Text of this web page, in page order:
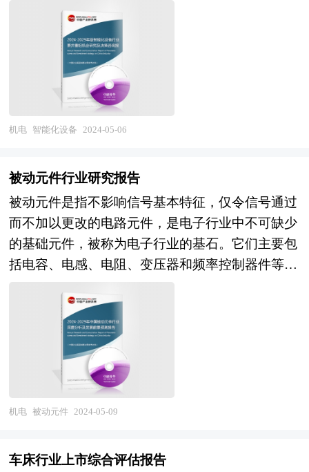
临的机遇与挑战，对电炉制造行业未来的发展趋势
及前景作出审慎分析与预测。是电炉制造企业、学
术科研单位、投资企业准确了解行业最新发展动
态，把握市场机会，正确制定企业发展战略的必备
参考工具，极具参考价值！
续运行。公司收购则是指一家公司经由收购另一公
司的股票或股份等方式，取得该另一公司的控制权
或管理权。企业在并购及资产重组活动中会涉及到
诸多专业问题，比如并购目标公司的选定，目标公
司资产估值，并购重组方式的选择、融资方式的选
择，并购成本的控制，并购的法律问题等等，面对
这些问题，企业内部因缺乏专业人才往往难以正确
告由中研普华咨询公司领衔撰写，在大量周密的市
总署、国家发改委、国家商务部、智能化设备行业
相关协会、中国行业研究网等国家部门、行业协
会、国内外相关报刊杂志发表公布的基础信息以及
专业研究机构公布和提供的大量资料，对我国智能
化设备行业的发展状况、竞争情况、发展趋势、行
业技术等背景进行了分析，并重点分析了我国智能
化设备行业兼并重组机会，以及中国智能化设备行
业兼并重组将面临的挑战。报告还对国内外的智能
化设备行业兼并重组案例分析，并对智能化设备行
业兼并重组趋势进行了趋向研判，本报告定期对智
能化设备行业运行和兼并重组事件进行监测，数据
位、投资机构等单位准确了解目前智能化设备行业
机电 智能化设备 2024-05-06
被动元件行业研究报告
被动元件是指不影响信号基本特征，仅令信号通过
而不加以更改的电路元件，是电子行业中不可缺少
的基础元件，被称为电子行业的基石。它们主要包
括电容、电感、电阻、变压器和频率控制器件等，
在电路中主要承担旁路/去耦、滤波、储能、稳定
电流、稳定电压、阻抗匹配、抗电磁干扰等具体功
能。 本报告由中研普华的资深专家和研究人员通
过长期周密的市场调研，参考国家统计局、国家商
务部、国家发改委、国务院发展研究中心、行业协
会、中国行业研究网、全国及海外专业研究机构提
供的大量权威资料，并对多位业内资深专家进行深
具、理论和模型撰写而成。全面而准确地为您从行
机电 被动元件 2024-05-09
车床行业上市综合评估报告